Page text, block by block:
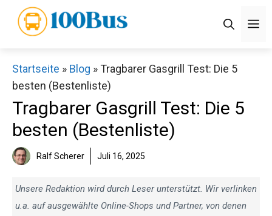
Inhalt
Startseite » Blog »Tragbarer Gasgrill Test: Die 5
besten (Bestenliste)
Tragbarer Gasgrill Test: Die 5
besten (Bestenliste)
Ralf Scherer Juli 16, 2025
Unsere Redaktion wird durch Leser unterstützt. Wir verlinken
u.a. auf ausgewählte Online-Shops und Partner, von denen